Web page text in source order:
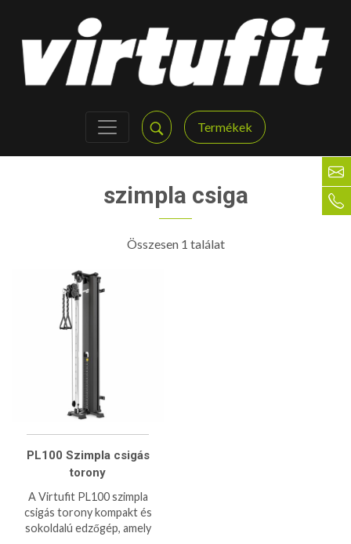
Termékek
szimpla csiga
Összesen 1 találat
PL100 Szimpla csigás
torony
A Virtufit PL100 szimpla
csigás torony kompakt és
sokoldalú edzőgép, amely